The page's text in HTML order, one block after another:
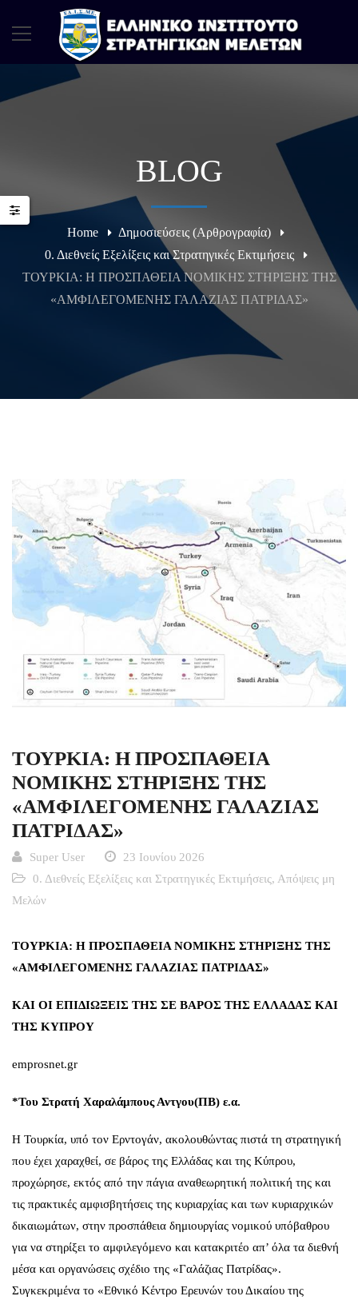
BLOG
Home
Δημοσιεύσεις (Αρθρογραφία)
0. Διεθνείς Εξελίξεις και Στρατηγικές Εκτιμήσεις
ΤΟΥΡΚΙΑ: Η ΠΡΟΣΠΑΘΕΙΑ ΝΟΜΙΚΗΣ ΣΤΗΡΙΞΗΣ ΤΗΣ
«ΑΜΦΙΛΕΓΟΜΕΝΗΣ ΓΑΛΑΖΙΑΣ ΠΑΤΡΙΔΑΣ»
ΤΟΥΡΚΙΑ: Η ΠΡΟΣΠΑΘΕΙΑ
ΝΟΜΙΚΗΣ ΣΤΗΡΙΞΗΣ ΤΗΣ
«ΑΜΦΙΛΕΓΟΜΕΝΗΣ ΓΑΛΑΖΙΑΣ
ΠΑΤΡΙΔΑΣ»
Super User
23 Ιουνίου 2026
0. Διεθνείς Εξελίξεις και Στρατηγικές Εκτιμήσεις, Απόψεις μη
Μελών
ΤΟΥΡΚΙΑ: Η ΠΡΟΣΠΑΘΕΙΑ ΝΟΜΙΚΗΣ ΣΤΗΡΙΞΗΣ ΤΗΣ
«ΑΜΦΙΛΕΓΟΜΕΝΗΣ ΓΑΛΑΖΙΑΣ ΠΑΤΡΙΔΑΣ»
ΚΑΙ ΟΙ ΕΠΙΔΙΩΞΕΙΣ ΤΗΣ ΣΕ ΒΑΡΟΣ ΤΗΣ ΕΛΛΑΔΑΣ ΚΑΙ
ΤΗΣ ΚΥΠΡΟΥ
emprosnet.gr
*Του Στρατή Χαραλάμπους Αντγου(ΠΒ) ε.α.
Η Τουρκία, υπό τον Ερντογάν, ακολουθώντας πιστά τη στρατηγική
που έχει χαραχθεί, σε βάρος της Ελλάδας και της Κύπρου,
προχώρησε, εκτός από την πάγια αναθεωρητική πολιτική της και
τις πρακτικές αμφισβητήσεις της κυριαρχίας και των κυριαρχικών
δικαιωμάτων, στην προσπάθεια δημιουργίας νομικού υπόβαθρου
για να στηρίξει το αμφιλεγόμενο και κατακριτέο απ’ όλα τα διεθνή
μέσα και οργανώσεις σχέδιο της «Γαλάζιας Πατρίδας».
Συγκεκριμένα το «Εθνικό Κέντρο Ερευνών του Δικαίου της